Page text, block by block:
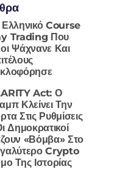
Course
Trading Που
Ψάχνανε Και
Act: Ο
Κλείνει Την
Στις Ρυθμίσεις
Δημοκρατικοί
«Βόμβα» Στο
Crypto
Της Ιστορίας